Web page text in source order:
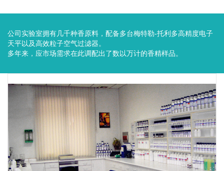
公司实验室拥有几千种香原料，配备多台梅特勒-托利多高精度电子
天平以及高效粒子空气过滤器。
多年来，应市场需求在此调配出了数以万计的香精样品。